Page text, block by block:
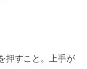
押すこと。上手が